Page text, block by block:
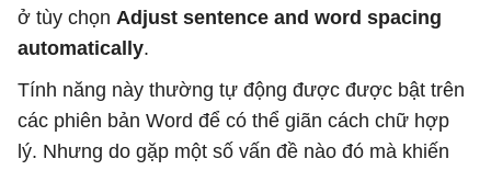
ở tùy chọn Adjust sentence and word spacing
automatically.
Tính năng này thường tự động được được bật trên
các phiên bản Word để có thể giãn cách chữ hợp
lý. Nhưng do gặp một số vấn đề nào đó mà khiến